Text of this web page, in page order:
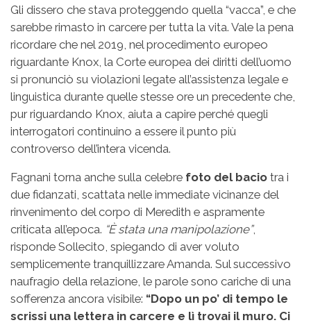
Gli dissero che stava proteggendo quella “vacca”, e che
sarebbe rimasto in carcere per tutta la vita. Vale la pena
ricordare che nel 2019, nel procedimento europeo
riguardante Knox, la Corte europea dei diritti dell’uomo
si pronunciò su violazioni legate all’assistenza legale e
linguistica durante quelle stesse ore un precedente che,
pur riguardando Knox, aiuta a capire perché quegli
interrogatori continuino a essere il punto più
controverso dell’intera vicenda.
Fagnani torna anche sulla celebre foto del bacio tra i
due fidanzati, scattata nelle immediate vicinanze del
rinvenimento del corpo di Meredith e aspramente
criticata all’epoca. “È stata una manipolazione”,
risponde Sollecito, spiegando di aver voluto
semplicemente tranquillizzare Amanda. Sul successivo
naufragio della relazione, le parole sono cariche di una
sofferenza ancora visibile: “Dopo un po’ di tempo le
scrissi una lettera in carcere e lì trovai il muro. Ci